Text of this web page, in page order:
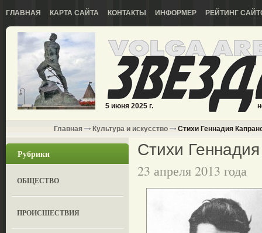
ГЛАВНАЯ КАРТА САЙТА КОНТАКТЫ ИНФОРМЕР РЕЙТИНГ
5 июня 2025 г.
Главная Культура и искусство Стихи Геннадия
Рубрики
ОБЩЕСТВО
ПРОИСШЕСТВИЯ
Стихи
23 апреля 2013 года